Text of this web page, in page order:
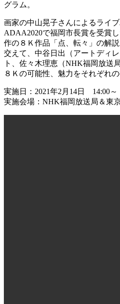
グラム。
画家の中山晃子さんによるライ
ADAA2020で福岡市長賞を受賞
作の８Ｋ作品「点、転々」の解
交えて、中谷日出（アートディ
ト、佐々木理恵（NHK福岡放送
８Ｋの可能性、魅力をそれぞれ
実施日：2021年2月14日 14:00～
実施会場：NHK福岡放送局＆東